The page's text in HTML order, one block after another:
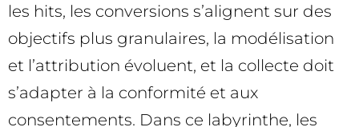
les hits, les conversions s’alignent sur des
objectifs plus granulaires, la modélisation
et l’attribution évoluent, et la collecte doit
s’adapter à la conformité et aux
consentements. Dans ce labyrinthe, les